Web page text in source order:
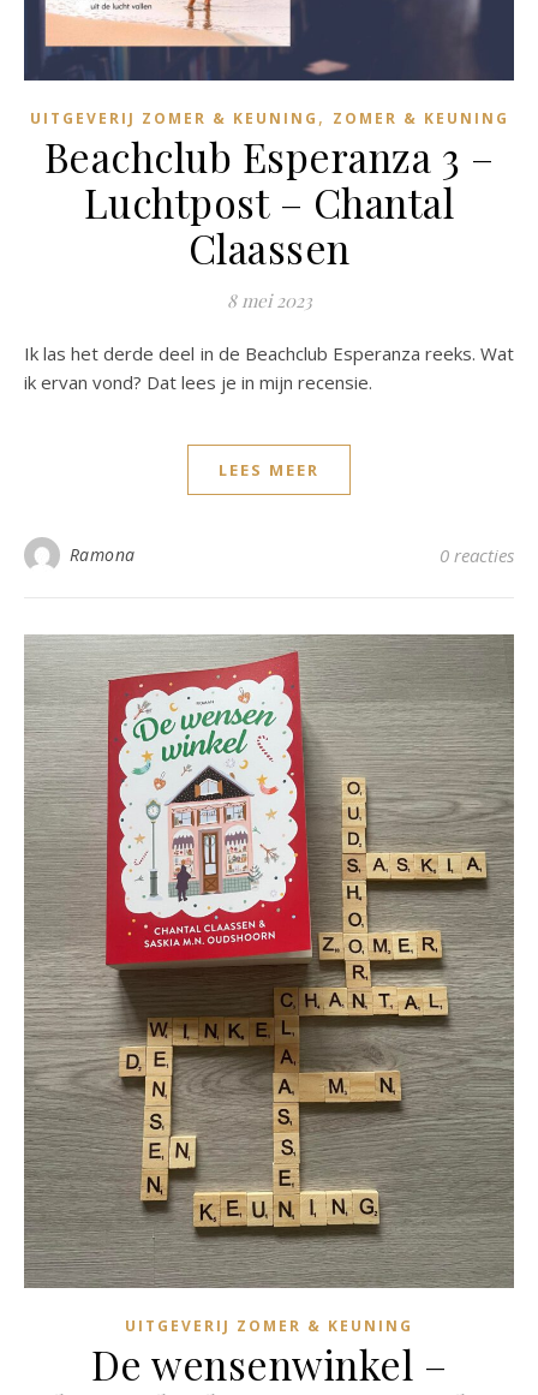
UITGEVERIJ ZOMER & KEUNING , ZOMER & KEUNING
Beachclub Esperanza 3 –
Luchtpost – Chantal
Claassen
8 mei 2023
Ik las het derde deel in de Beachclub Esperanza reeks. Wat
ik ervan vond? Dat lees je in mijn recensie.
LEES MEER
Ramona 0 reacties
UITGEVERIJ ZOMER & KEUNING
De wensenwinkel –